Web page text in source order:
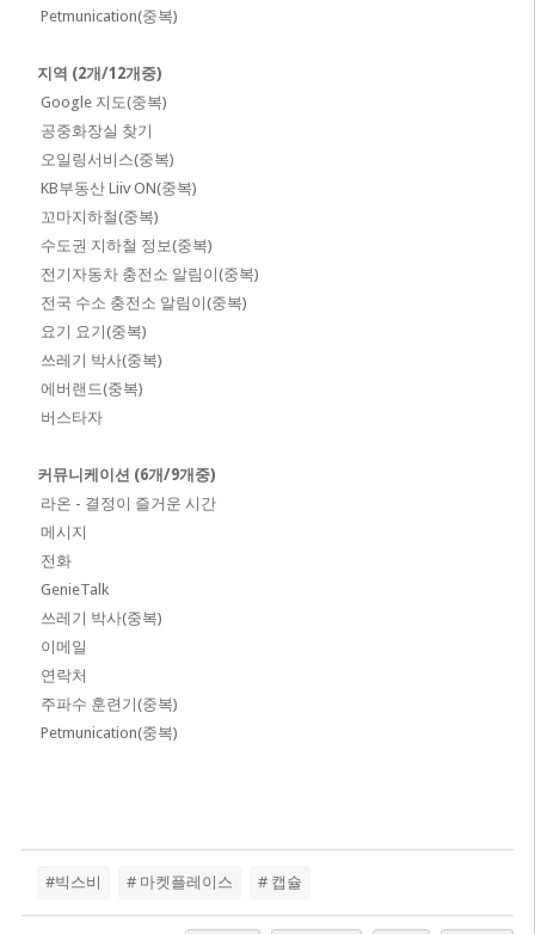
Petmunication(중복)
지역 (2개/12개중)
Google 지도(중복)
공중화장실 찾기
오일링서비스(중복)
KB부동산 Liiv ON(중복)
꼬마지하철(중복)
수도권 지하철 정보(중복)
전기자동차 충전소 알림이(중복)
전국 수소 충전소 알림이(중복)
요기 요기(중복)
쓰레기 박사(중복)
에버랜드(중복)
버스타자
커뮤니케이션 (6개/9개중)
라온 - 결정이 즐거운 시간
메시지
전화
GenieTalk
쓰레기 박사(중복)
이메일
연락처
주파수 훈련기(중복)
Petmunication(중복)
#빅스비 # 마켓플레이스 # 캡슐